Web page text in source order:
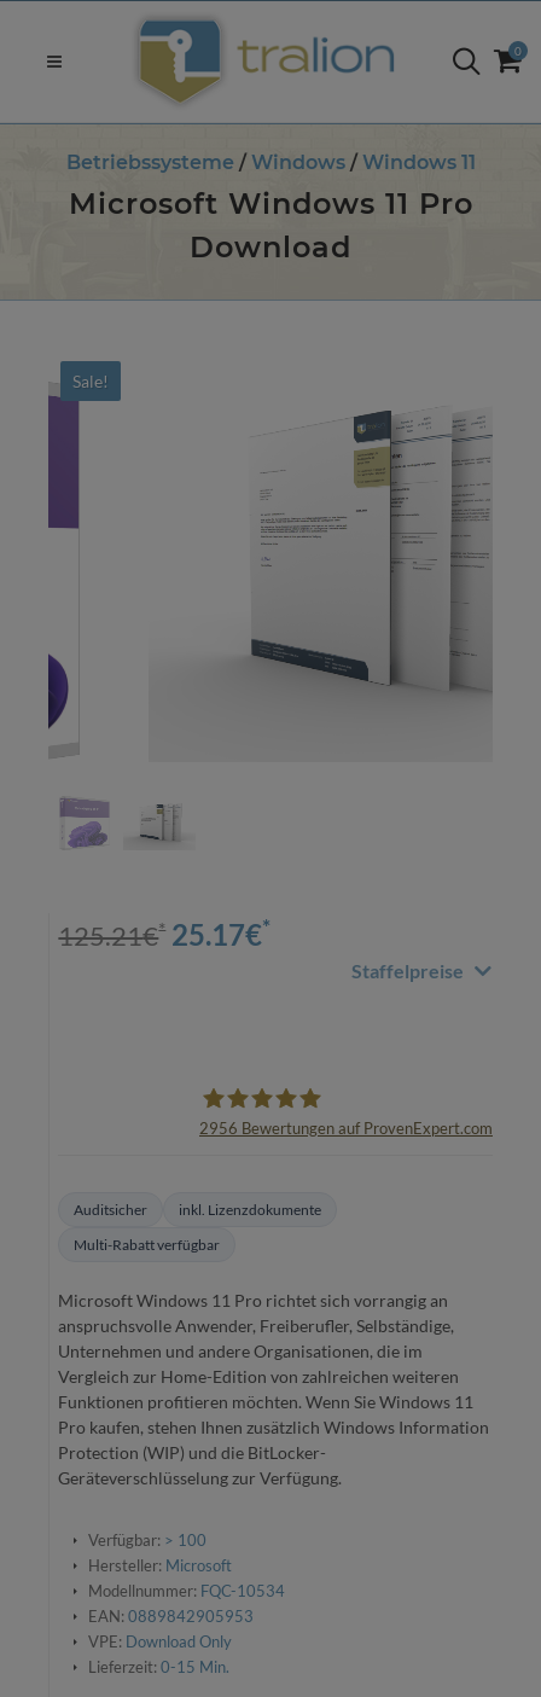
0
Betriebssysteme/Windows/ Windows 11
Microsoft Windows 11 Pro
Download
Sale!
125.21€* 25.17€*
Staffelpreise
2956 Bewertungen auf ProvenExpert.com
Auditsicher
inkl. Lizenzdokumente
Multi-Rabatt verfügbar
Microsoft Windows 11 Pro richtet sich vorrangig an
anspruchsvolle Anwender, Freiberufler, Selbständige,
Unternehmen und andere Organisationen, die im
Vergleich zur Home-Edition von zahlreichen weiteren
Funktionen profitieren möchten. Wenn Sie Windows 11
Pro kaufen, stehen Ihnen zusätzlich Windows Information
Protection (WIP) und die BitLocker-
Geräteverschlüsselung zur Verfügung.
Verfügbar: > 100
Hersteller: Microsoft
Modellnummer: FQC-10534
EAN: 0889842905953
VPE: Download Only
Lieferzeit: 0-15 Min.